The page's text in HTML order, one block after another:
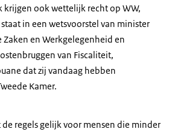
krijgen ook wettelijk recht op WW,
in een wetsvoorstel van minister
Zaken en Werkgelegenheid en
van Fiscaliteit,
dat zij vandaag hebben
Kamer.
regels gelijk voor mensen die minder